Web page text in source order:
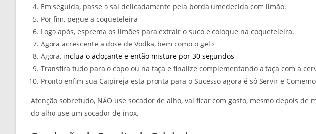
Em seguida, passe o sal delicadamente pela borda umedecida com limão.
Por fim, pegue a coqueteleira
Logo após, esprema os limões para extrair o suco e coloque na coqueteleira.
Agora acrescente a dose de Vodka, bem como o gelo
Agora, inclua o adoçante e então misture por 30 segundos
Transfira tudo para o copo ou na taça e finalize complementando a taça com a
Pronto enfim sua Caipireja esta pronta para o Sucesso agora é só Servir e
Atenção sobretudo, NÃO use socador de alho, vai ficar com gosto, mesmo depois de
do alho use um socador de inox.